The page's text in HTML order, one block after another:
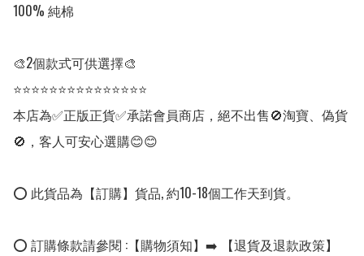
100% 純棉
🎨2個款式可供選擇🎨
⭐⭐⭐⭐⭐⭐⭐⭐⭐⭐⭐⭐⭐⭐⭐
本店為✅正版正貨✅承諾會員商店，絕不出售🚫淘寶、偽貨
🚫，客人可安心選購😊😊
⭕ 此貨品為【訂購】貨品, 約10-18個工作天到貨。
⭕ 訂購條款請參閱 :【購物須知】➡️ 【退貨及退款政策】